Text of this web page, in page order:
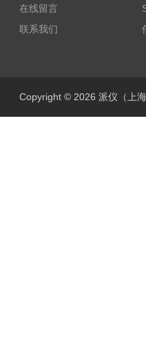
在线留言
联系我们
Copyright © 2026 派仪（上